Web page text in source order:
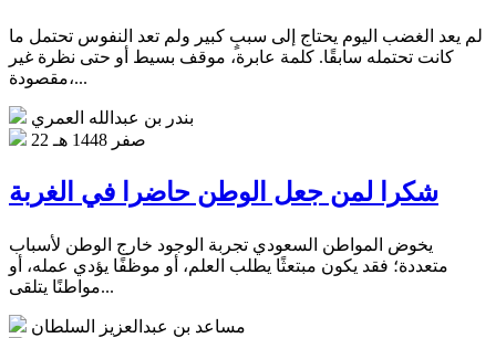
لم يعد الغضب اليوم يحتاج إلى سببٍ كبير ولم تعد النفوس تحتمل ما
كانت تحتمله سابقًا. كلمة عابرة، موقف بسيط أو حتى نظرة غير
مقصودة،...
بندر بن عبدالله العمري
22 صفر 1448 هـ
شكرا لمن جعل الوطن حاضرا في الغربة
يخوض المواطن السعودي تجربة الوجود خارج الوطن لأسباب
متعددة؛ فقد يكون مبتعثًا يطلب العلم، أو موظفًا يؤدي عمله، أو
مواطنًا يتلقى...
مساعد بن عبدالعزيز السلطان